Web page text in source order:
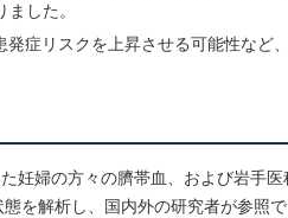
した。
症リスクを上昇させる可能性など
妊婦の方々の臍帯血、および岩手
を解析し、国内外の研究者が参照